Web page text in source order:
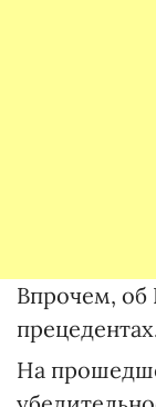
Впрочем,
На